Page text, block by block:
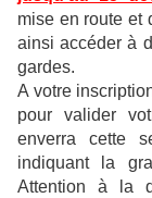
mise en route et
ainsi accéder à
gardes.
A votre
pour valider
enverra cette
indiquant la
Attention à la